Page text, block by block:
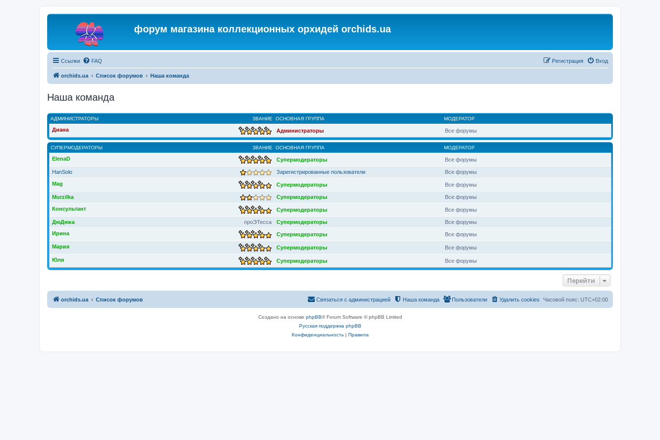
форум магазина коллекционных орхидей orchids.ua
Ссылки FAQ Вход
Регистрация
orchids.ua Список форумов Наша команда
Наша команда
ЗВАНИЕ
АДМИНИСТРАТОРЫ ОСНОВНАЯ ГРУППА МОДЕРАТОР
Диана Администраторы Все форумы
ЗВАНИЕ
СУПЕРМОДЕРАТОРЫ ОСНОВНАЯ ГРУППА МОДЕРАТОР
ElenaD Супермодераторы Все форумы
HanSolo Зарегистрированные пользователи
Все форумы
Mag
Супермодераторы Все форумы
Murzilka Супермодераторы
Все форумы
Консультант
Супермодераторы Все форумы
проЭТесса
ДюДюка Супермодераторы
Все форумы
Ирина
Супермодераторы Все форумы
Мария Супермодераторы Все форумы
Юля Супермодераторы Все форумы
Перейти
orchids.ua Список форумов Часовой пояс: UTC+02:00
Удалить cookies
Пользователи
Наша команда
Связаться с администрацией
Создано на основе phpBB® Forum Software © phpBB Limited
Русская поддержка phpBB
Конфиденциальность| Правила